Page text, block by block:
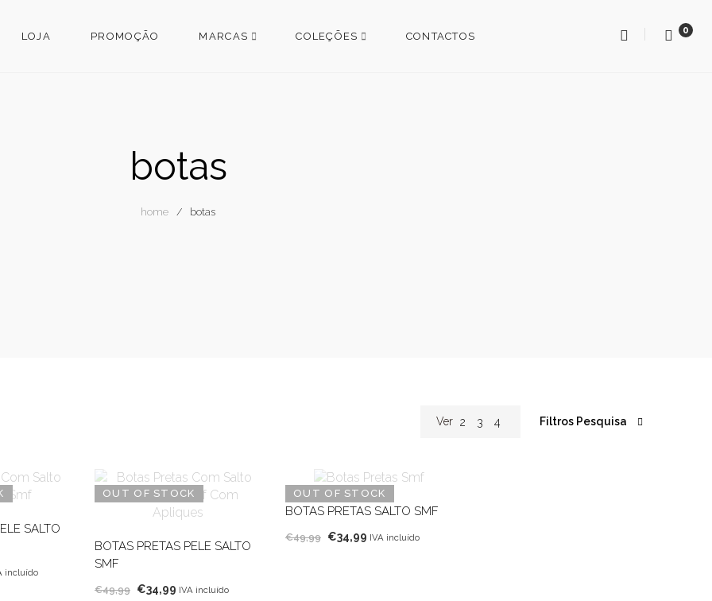
LOJA PROMOÇÃO MARCAS COLEÇÕES CONTACTOS 0
botas
home botas
Ver 2 3 4 Filtros Pesquisa
SALTO
incluído
OUT OF STOCK
BOTAS PRETAS PELE SALTO
SMF
€49,99 O
€34,99 O
IVA incluído
OUT OF STOCK
BOTAS PRETAS SALTO SMF
€49,99 O
€34,99 O
IVA incluído